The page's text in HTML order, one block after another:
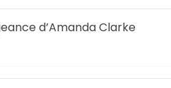
d’Amanda Clarke